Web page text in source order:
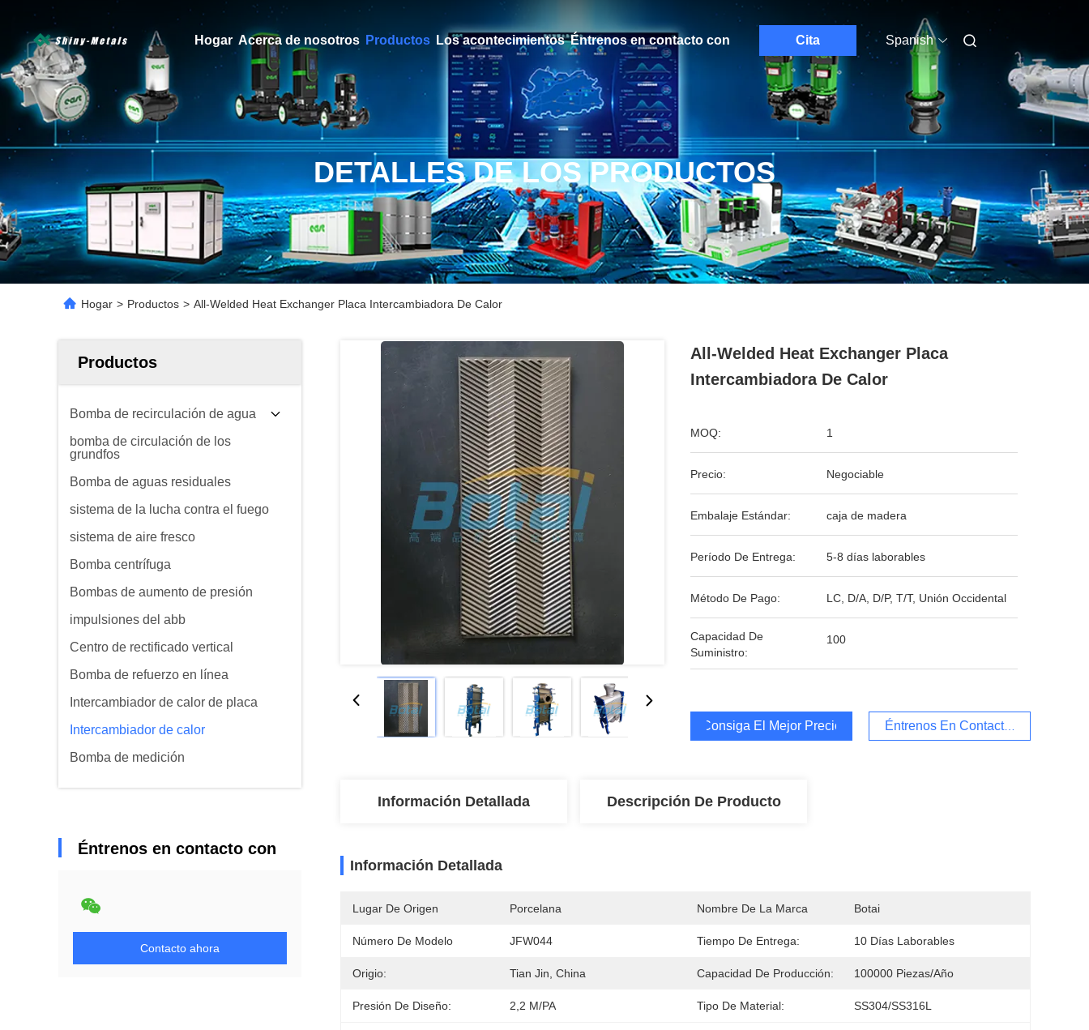
Hogar Acerca de nosotros Productos Los acontecimientos Éntrenos en contacto con Cita Spanish
DETALLES DE LOS PRODUCTOS
Hogar > Productos > All-Welded Heat Exchanger Placa Intercambiadora De Calor
Productos
Bomba de recirculación de agua
bomba de circulación de los
grundfos
Bomba de aguas residuales
sistema de la lucha contra el fuego
sistema de aire fresco
Bomba centrífuga
Bombas de aumento de presión
impulsiones del abb
Centro de rectificado vertical
Bomba de refuerzo en línea
Intercambiador de calor de placa
Intercambiador de calor
Bomba de medición
Éntrenos en contacto con
Contacto ahora
All-Welded Heat Exchanger Placa
Intercambiadora De Calor
MOQ: 1
Precio: Negociable
Embalaje Estándar: caja de madera
Período De Entrega: 5-8 días laborables
Método De Pago: LC, D/A, D/P, T/T, Unión Occidental
Capacidad De
Suministro:
100
Consiga El Mejor Precio Éntrenos En Contacto Con
Información Detallada Descripción De Producto
Información Detallada
Lugar De Origen Porcelana Nombre De La Marca Botai
Número De Modelo JFW044 Tiempo De Entrega: 10 Días Laborables
Origio: Tian Jin, China Capacidad De Producción: 100000 Piezas/año
Presión De Diseño: 2,2 M/PA Tipo De Material: SS304/SS316L